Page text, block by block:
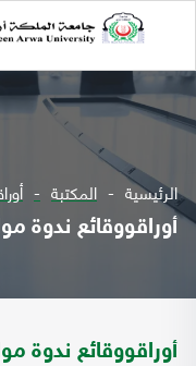
الرئيسية المكتبة
أوراقووقائع ندوة
أوراقووقائع ندوة